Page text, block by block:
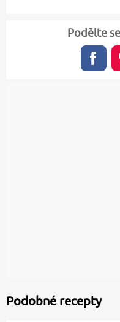
Podělte
Podobné recepty